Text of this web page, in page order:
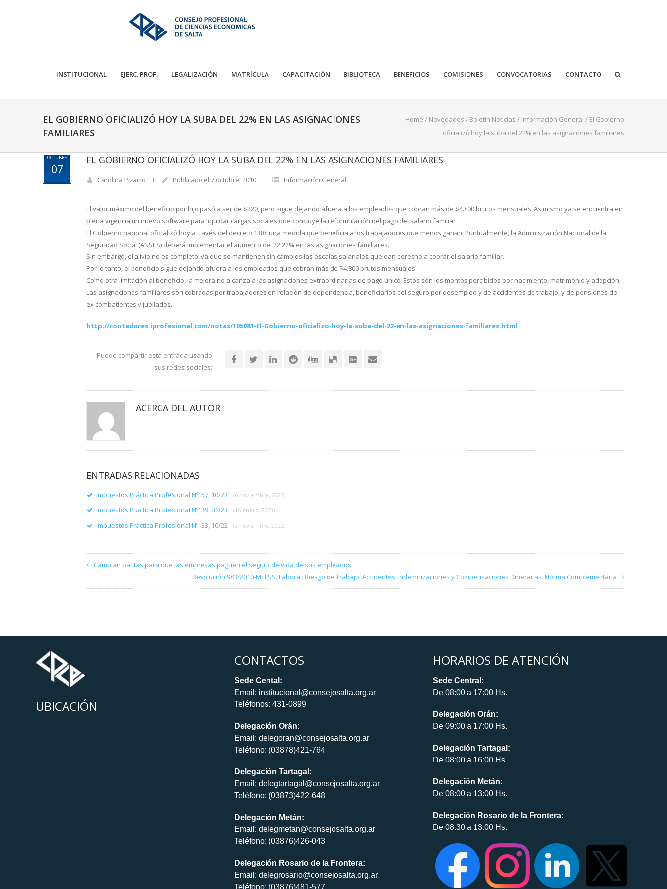
INSTITUCIONAL EJERC. PROF. LEGALIZACIÓN MATRÍCULA CAPACITACIÓN BIBLIOTECA BENEFICIOS COMISIONES CONVOCATORIAS CONTACTO
EL GOBIERNO OFICIALIZÓ HOY LA SUBA DEL 22% EN LAS ASIGNACIONES
FAMILIARES
Home / Novedades / Boletin Noticias / Información General / El Gobierno
oficializó hoy la suba del 22% en las asignaciones familiares
OCTUBRE
07
EL GOBIERNO OFICIALIZÓ HOY LA SUBA DEL 22% EN LAS ASIGNACIONES FAMILIARES
Carolina Pizarro Publicado el 7 octubre, 2010 Información General
El valor máximo del beneficio por hijo pasó a ser de $220, pero sigue dejando afuera a los empleados que cobran más de $4.800 brutos mensuales. Asimismo ya se encuentra en
plena vigencia un nuevo software para liquidar cargas sociales que concluye la reformulación del pago del salario familiar
El Gobierno nacional oficializó hoy a través del decreto 1388 una medida que beneficia a los trabajadores que menos ganan. Puntualmente, la Administración Nacional de la
Seguridad Social (ANSES) deberá implementar el aumento del 22,22% en las asignaciones familiares.
Sin embargo, el alivio no es completo, ya que se mantienen sin cambios las escalas salariales que dan derecho a cobrar el salario familiar.
Por lo tanto, el beneficio sigue dejando afuera a los empleados que cobran más de $4.800 brutos mensuales.
Como otra limitación al beneficio, la mejora no alcanza a las asignaciones extraordinarias de pago único. Estos son los montos percibidos por nacimiento, matrimonio y adopción.
Las asignaciones familiares son cobradas por trabajadores en relación de dependencia, beneficiarios del seguro por desempleo y de accidentes de trabajo, y de pensiones de
ex combatientes y jubilados.
http://contadores.iprofesional.com/notas/105081-El-Gobierno-oficializo-hoy-la-suba-del-22-en-las-asignaciones-familiares.html
Puede compartir esta entrada usando
sus redes sociales:
ACERCA DEL AUTOR
ENTRADAS RELACIONADAS
Impuestos Práctica Profesional Nº157, 10/23 (6 noviembre, 2023)
Impuestos Práctica Profesional Nº139, 01/23 (16 enero, 2023)
Impuestos Práctica Profesional Nº133, 10/22 (2 noviembre, 2022)
Cambian pautas para que las empresas paguen el seguro de vida de sus empleados
Resolución 983/2010-MTESS. Laboral. Riesgo de Trabajo. Accidentes. Indemnizaciones y Compensaciones Dinerarias. Norma Complementaria
UBICACIÓN
CONTACTOS
Sede Cental:
Email: institucional@consejosalta.org.ar
Teléfonos: 431-0899
Delegación Orán:
Email: delegoran@consejosalta.org.ar
Teléfono: (03878)421-764
Delegación Tartagal:
Email: delegtartagal@consejosalta.org.ar
Teléfono: (03873)422-648
Delegación Metán:
Email: delegmetan@consejosalta.org.ar
Teléfono: (03876)426-043
Delegación Rosario de la Frontera:
Email: delegrosario@consejosalta.org.ar
Teléfono: (03876)481-577
HORARIOS DE ATENCIÓN
Sede Central:
De 08:00 a 17:00 Hs.
Delegación Orán:
De 09:00 a 17:00 Hs.
Delegación Tartagal:
De 08:00 a 16:00 Hs.
Delegación Metán:
De 08:00 a 13:00 Hs.
Delegación Rosario de la Frontera:
De 08:30 a 13:00 Hs.